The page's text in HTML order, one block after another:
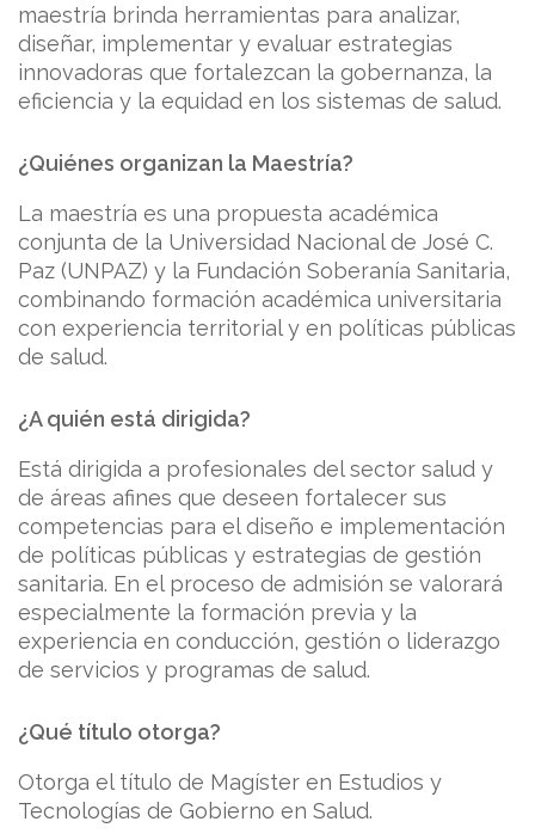
maestría brinda herramientas para analizar,
diseñar, implementar y evaluar estrategias
innovadoras que fortalezcan la gobernanza, la
eficiencia y la equidad en los sistemas de salud.
¿Quiénes organizan la Maestría?
La maestría es una propuesta académica
conjunta de la Universidad Nacional de José C.
Paz (UNPAZ) y la Fundación Soberanía Sanitaria,
combinando formación académica universitaria
con experiencia territorial y en políticas públicas
de salud.
¿A quién está dirigida?
Está dirigida a profesionales del sector salud y
de áreas afines que deseen fortalecer sus
competencias para el diseño e implementación
de políticas públicas y estrategias de gestión
sanitaria. En el proceso de admisión se valorará
especialmente la formación previa y la
experiencia en conducción, gestión o liderazgo
de servicios y programas de salud.
¿Qué título otorga?
Otorga el título de Magíster en Estudios y
Tecnologías de Gobierno en Salud.